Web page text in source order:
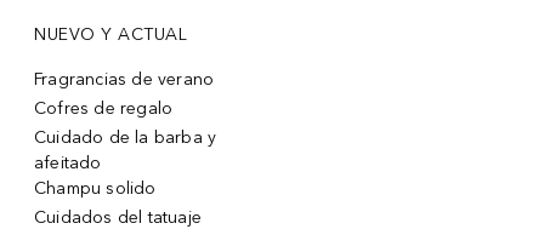
NUEVO Y ACTUAL
Fragrancias de verano
Cofres de regalo
Cuidado de la barba y
afeitado
Champu solido
Cuidados del tatuaje